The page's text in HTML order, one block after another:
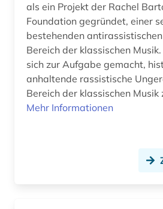
mathematik (2)
medienwissenschaft (1)
medizin (2)
mensch (1)
menschheit (2)
molekularbiologie (1)
als ein Projekt der Rachel
Foundation gegründet, einer
bestehenden
Bereich der klassischen
sich zur Aufgabe gemacht,
anhaltende rassistische
Bereich der klassischen Musik
Mehr Informationen